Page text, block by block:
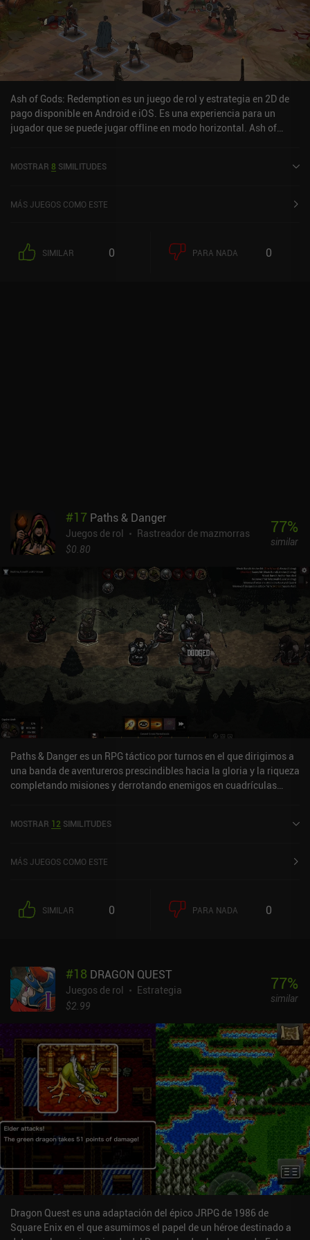
y averiguando "esa única estrategia". Por desgracia, no es posible
desactivar el modo de muerte permanente. A pesar de estos
inconvenientes, el juego ofrece una experiencia RPG de alta
calidad que los fans acérrimos del género seguramente
iAPs.
Ash of Gods: Redemption es un juego de rol y estrategia en 2D de
pago disponible en Android e iOS. Es una experiencia para un
jugador que se puede jugar offline en modo horizontal. Ash of
Store de iOS.
MOSTRAR 8 SIMILITUDES
MÁS JUEGOS COMO ESTE
SIMILAR 0 PARA NADA 0
#17 Paths & Danger
Juegos de rol
Rastreador de mazmorras
$0.80
77%
similar
Paths & Danger es un RPG táctico por turnos en el que dirigimos a
una banda de aventureros prescindibles hacia la gloria y la riqueza
completando misiones y derrotando enemigos en cuadrículas
habilidades y una serie de rasgos generados aleatoriamente que
hasta cuatro aventureros, completamos misiones de exploración,
gastamos nuestro botín en mejorar el equipo, comprar
consumibles, dejar descansar a los heridos en la posada, rezar por
con el tiempo me encontré atascado con un equipo bien
establecido y sólo un puñado de tácticas que empleaba en cada
batalla con poca variación. Aparte de los objetivos cambiantes, la
rato en completarlas, gracias a la lentitud de las animaciones, se
hacen tediosas enseguida. Aunque el juego no está mal, no pude
terminarlo porque me cansé demasiado de la molienda constante.
Me gustaría que la progresión fuera más rápida, que no
tuviéramos que reunir montones de piezas para mejorar nuestro
equipo o nuestras habilidades. Pero es lo que es, y si prefieres los
juegos pesados, puede que te guste. Paths and Danger es un juego
premium de 3,69 $ sin anuncios ni iAP en Android. En iOS, es
gratuito con iAPs de 1,99 $ para desbloquear clases adicionales. A
pesar de sus defectos, sigue siendo un juego decente que se
disfruta si tienes algo de tiempo libre.
MOSTRAR 12 SIMILITUDES
MÁS JUEGOS COMO ESTE
SIMILAR 0 PARA NADA 0
#18 DRAGON QUEST
Juegos de rol
Estrategia
$2.99
77%
similar
Dragon Quest es una adaptación del épico JRPG de 1986 de
Square Enix en el que asumimos el papel de un héroe destinado a